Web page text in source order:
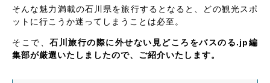
そんな魅力満載の石川県を旅行するとなると、どの観光スポ
ットに行こうか迷ってしまうことは必至。
そこで、石川旅行の際に外せない見どころをバスのる.jp編
集部が厳選いたしましたので、ご紹介いたします。